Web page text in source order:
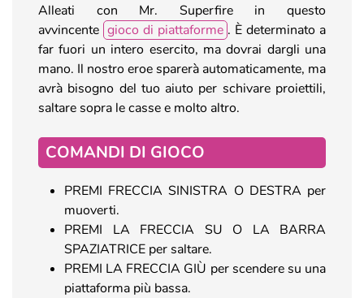
Alleati con Mr. Superfire in questo
avvincente gioco di piattaforme . È determinato a
far fuori un intero esercito, ma dovrai dargli una
mano. Il nostro eroe sparerà automaticamente, ma
avrà bisogno del tuo aiuto per schivare proiettili,
saltare sopra le casse e molto altro.
COMANDI DI GIOCO
PREMI FRECCIA SINISTRA O DESTRA per
muoverti.
PREMI LA FRECCIA SU O LA BARRA
SPAZIATRICE per saltare.
PREMI LA FRECCIA GIÙ per scendere su una
piattaforma più bassa.